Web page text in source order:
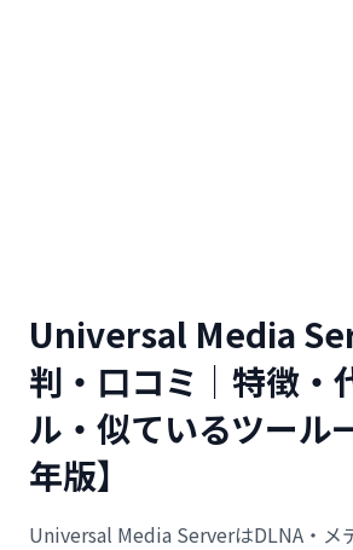
Universal Media
判・口コミ｜特徴・
ル・似ているツール
年版】
Universal Media ServerはDLNA・メ